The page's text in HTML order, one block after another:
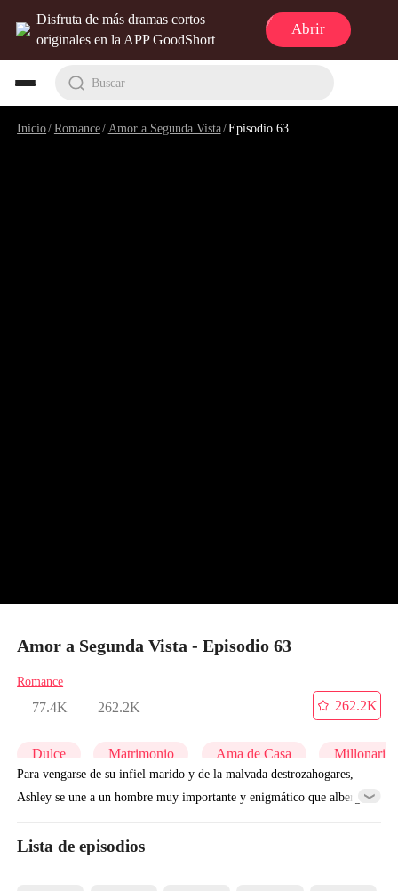
Disfruta de más dramas cortos
originales en la APP GoodShort
Abrir
Buscar
Inicio/Romance/ Amor a Segunda Vista/Episodio 63
Amor a Segunda Vista - Episodio 63
Romance
77.4K 262.2K
262.2K
Dulce Matrimonio Ama de Casa Millonario
Para vengarse de su infiel marido y de la malvada destrozahogares,
Ashley se une a un hombre muy importante y enigmático que alberga
Lista de episodios